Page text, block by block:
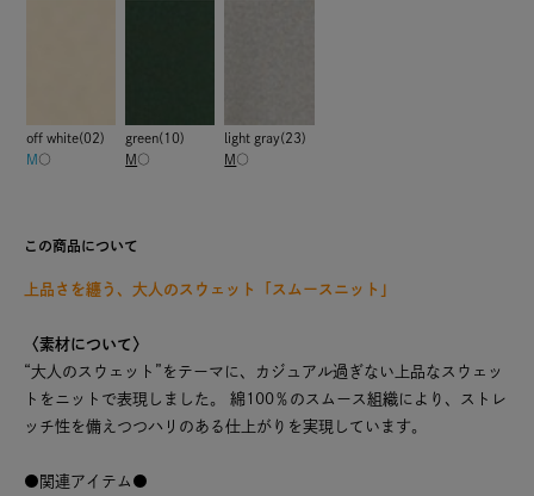
off white(02)
M ○
green(10)
M ○
light gray(23)
M ○
この商品について
上品さを纏う、大人のスウェット「スムースニット」
〈素材について〉
“大人のスウェット”をテーマに、カジュアル過ぎない上品なスウェッ
トをニットで表現しました。 綿100％のスムース組織により、ストレ
ッチ性を備えつつハリのある仕上がりを実現しています。
●関連アイテム●